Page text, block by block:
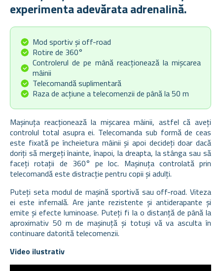
experimenta adevărata adrenalină.
Mod sportiv și off-road
Rotire de 360°
Controlerul de pe mână reacționează la mișcarea
mâinii
Telecomandă suplimentară
Raza de acțiune a telecomenzii de până la 50 m
Mașinuța reacționează la mișcarea mâinii, astfel că aveți
controlul total asupra ei. Telecomanda sub formă de ceas
este fixată pe încheietura mâinii și apoi decideți doar dacă
doriți să mergeți înainte, înapoi, la dreapta, la stânga sau să
faceți rotații de 360° pe loc. Mașinuța controlată prin
telecomandă este distracție pentru copii și adulți.
Puteți seta modul de mașină sportivă sau off-road. Viteza
ei este infernală. Are jante rezistente și antiderapante și
emite și efecte luminoase. Puteți fi la o distanță de până la
aproximativ 50 m de mașinuță și totuși vă va asculta în
continuare datorită telecomenzii.
Video ilustrativ